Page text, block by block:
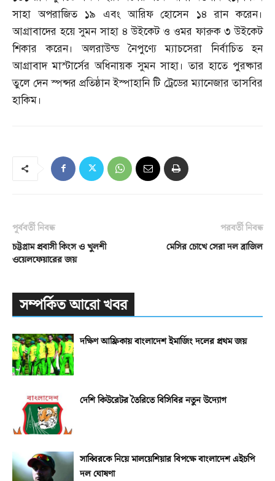
সাহা অপরাজিত ১৯ এবং আরিফ হোসেন ১৪ রান করেন।
আগ্রাবাদের হয়ে সুমন সাহা ৪ উইকেট ও ওমর ফারুক ৩ উইকেট
শিকার করেন। অলরাউন্ড নৈপুণ্যে ম্যাচসেরা নির্বাচিত হন
আগ্রাবাদ মাস্টার্সের অধিনায়ক সুমন সাহা। তার হাতে পুরষ্কার
তুলে দেন স্পন্সর প্রতিষ্ঠান ইস্পাহানি টি ট্রেডের ম্যানেজার তাসবির
হাকিম।
পূর্ববর্তী নিবন্ধ
চট্টগ্রাম প্রবাসী কিংস ও খুলশী
ওয়েলফেয়ারের জয়
পরবর্তী নিবন্ধ
মেসির চোখে সেরা দল ব্রাজিল
সম্পর্কিত আরো খবর
দক্ষিণ আফ্রিকায় বাংলাদেশ ইমার্জিং দলের প্রথম জয়
দেশি কিউরেটর তৈরিতে বিসিবির নতুন উদ্যোগ
সাব্বিরকে নিয়ে মালয়েশিয়ার বিপক্ষে বাংলাদেশ এইচপি
দল ঘোষণা